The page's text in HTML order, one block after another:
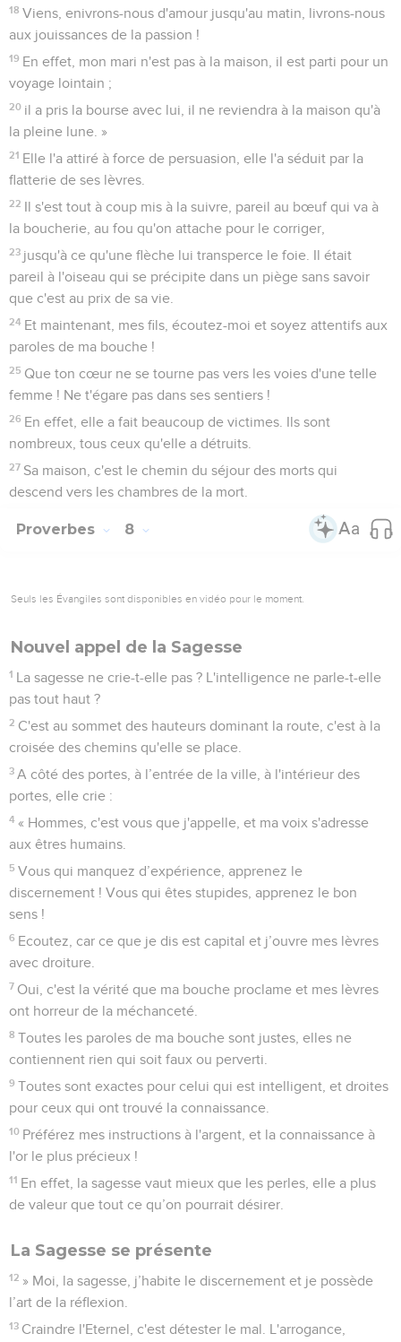
18 Viens, enivrons-nous d'amour jusqu'au matin, livrons-nous
aux jouissances de la passion !
19 En effet, mon mari n'est pas à la maison, il est parti pour un
voyage lointain ;
20 il a pris la bourse avec lui, il ne reviendra à la maison qu'à
la pleine lune. »
21 Elle l'a attiré à force de persuasion, elle l'a séduit par la
flatterie de ses lèvres.
22 Il s'est tout à coup mis à la suivre, pareil au bœuf qui va à
la boucherie, au fou qu'on attache pour le corriger,
23 jusqu'à ce qu'une flèche lui transperce le foie. Il était
pareil à l'oiseau qui se précipite dans un piège sans savoir
que c'est au prix de sa vie.
24 Et maintenant, mes fils, écoutez-moi et soyez attentifs aux
paroles de ma bouche !
25 Que ton cœur ne se tourne pas vers les voies d'une telle
femme ! Ne t'égare pas dans ses sentiers !
26 En effet, elle a fait beaucoup de victimes. Ils sont
nombreux, tous ceux qu'elle a détruits.
27 Sa maison, c'est le chemin du séjour des morts qui
descend vers les chambres de la mort.
Proverbes 8
Seuls les Évangiles sont disponibles en vidéo pour le moment.
Nouvel appel de la Sagesse
1 La sagesse ne crie-t-elle pas ? L'intelligence ne parle-t-elle
pas tout haut ?
2 C'est au sommet des hauteurs dominant la route, c'est à la
croisée des chemins qu'elle se place.
3 A côté des portes, à l’entrée de la ville, à l'intérieur des
portes, elle crie :
4 « Hommes, c'est vous que j'appelle, et ma voix s'adresse
aux êtres humains.
5 Vous qui manquez d’expérience, apprenez le
discernement ! Vous qui êtes stupides, apprenez le bon
sens !
6 Ecoutez, car ce que je dis est capital et j’ouvre mes lèvres
avec droiture.
7 Oui, c'est la vérité que ma bouche proclame et mes lèvres
ont horreur de la méchanceté.
8 Toutes les paroles de ma bouche sont justes, elles ne
contiennent rien qui soit faux ou perverti.
9 Toutes sont exactes pour celui qui est intelligent, et droites
pour ceux qui ont trouvé la connaissance.
10 Préférez mes instructions à l'argent, et la connaissance à
l'or le plus précieux !
11 En effet, la sagesse vaut mieux que les perles, elle a plus
de valeur que tout ce qu’on pourrait désirer.
La Sagesse se présente
12 » Moi, la sagesse, j’habite le discernement et je possède
l’art de la réflexion.
13 Craindre l'Eternel, c'est détester le mal. L'arrogance,